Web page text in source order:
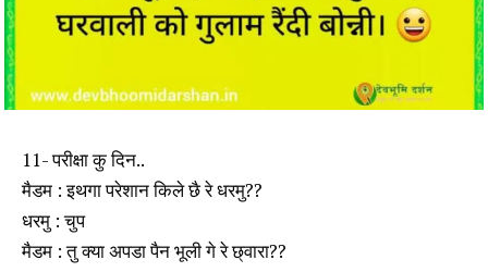
11- परीक्षा कु दिन..
मैडम : इथगा परेशान किले छै रे धरमु??
धरमु : चुप
मैडम : तु क्या अपडा पैन भूली गे रे छ्वारा??